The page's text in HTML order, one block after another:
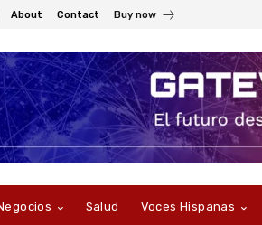
About Contact Buy now
Salud Voces Hispanas